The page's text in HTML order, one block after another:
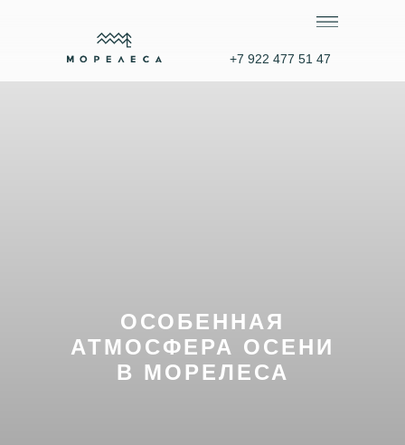
+7 922 477 51 47
ОСОБЕННАЯ
АТМОСФЕРА ОСЕНИ
В МОРЕЛЕСА